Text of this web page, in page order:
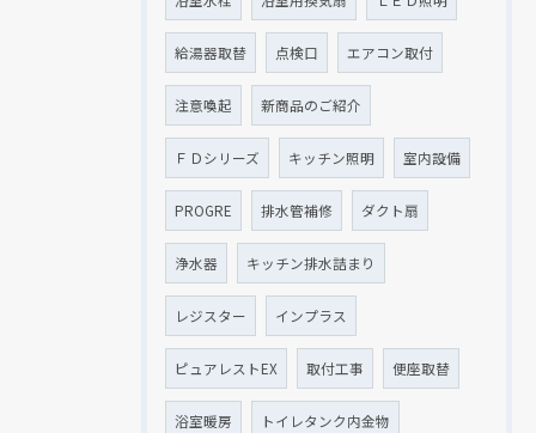
給湯器取替 点検口 エアコン取付
注意喚起 新商品のご紹介
ＦＤシリーズ キッチン照明 室内設備
PROGRE 排水管補修 ダクト扇
浄水器 キッチン排水詰まり
レジスター インプラス
ピュアレストEX 取付工事 便座取替
浴室暖房 トイレタンク内金物